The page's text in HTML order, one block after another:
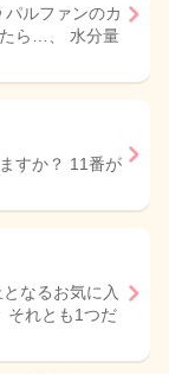
ルファンのカ
ら…、 水分量
すか？ 11番が
なるお気に入
それとも1つだ